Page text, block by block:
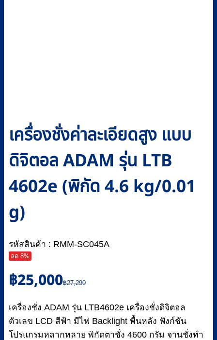
เครื่องชั่งค่าละเอียดสูง แบบ
ดิจิตอล ADAM รุ่น LTB
4602e (พิกัด 4.6 kg/0.01
g)
รหัสสินค้า : RMM-SC045A
ลด 8%
฿27,290
Original
price
฿27,290.
฿25,000
Current
price
฿25,000.
เครื่องชั่ง ADAM รุ่น LTB4602e เครื่องชั่งดิจิตอล
ตัวเลข LCD สีฟ้า มีไฟ Backlight พื้นหลัง ฟังก์ชัน
โปรแกรมหลากหลาย พิกัดตาชั่ง 4600 กรัม จานชั่งทำ